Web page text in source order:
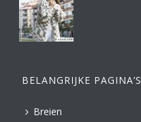
BELANGRIJKE PAGINA’S
Breien